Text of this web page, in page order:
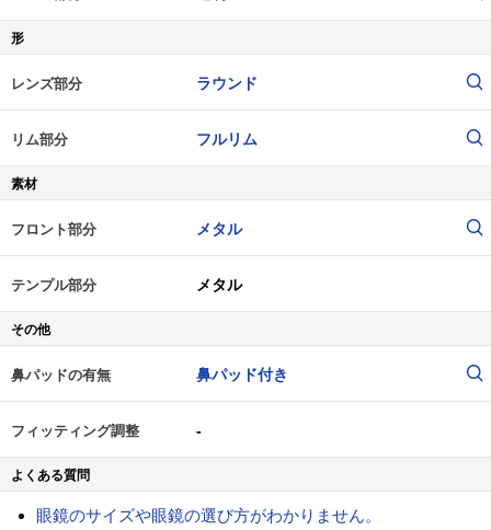
形
レンズ部分 ラウンド
リム部分 フルリム
素材
フロント部分 メタル
テンプル部分 メタル
その他
鼻パッドの有無 鼻パッド付き
フィッティング調整 -
よくある質問
眼鏡のサイズや眼鏡の選び方がわかりません。